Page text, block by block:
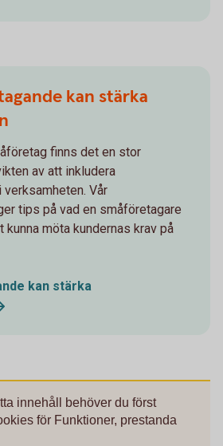
kan stärka
finns det en stor
av att inkludera
Vår
tips på vad en småföretagare
kunna möta kundernas krav på
kan stärka
innehåll behöver du först
för Funktioner, prestanda